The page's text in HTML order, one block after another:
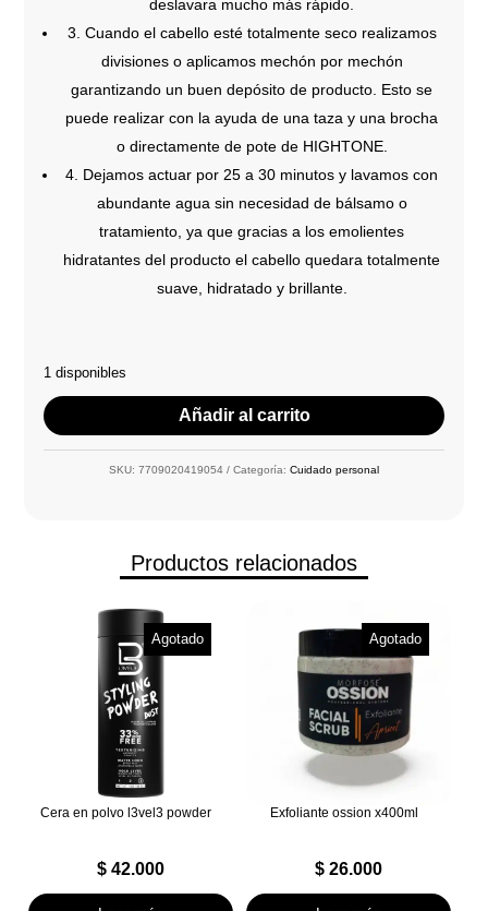
deslavara mucho más rápido.
3. Cuando el cabello esté totalmente seco realizamos
divisiones o aplicamos mechón por mechón
garantizando un buen depósito de producto. Esto se
puede realizar con la ayuda de una taza y una brocha
o directamente de pote de HIGHTONE.
4. Dejamos actuar por 25 a 30 minutos y lavamos con
abundante agua sin necesidad de bálsamo o
tratamiento, ya que gracias a los emolientes
hidratantes del producto el cabello quedara totalmente
suave, hidratado y brillante.
1 disponibles
Añadir al carrito
SKU: 7709020419054 Categoría: Cuidado personal
Productos relacionados
Agotado
Cera en polvo l3vel3 powder
$42.000
Agotado
Exfoliante ossion x400ml
$26.000